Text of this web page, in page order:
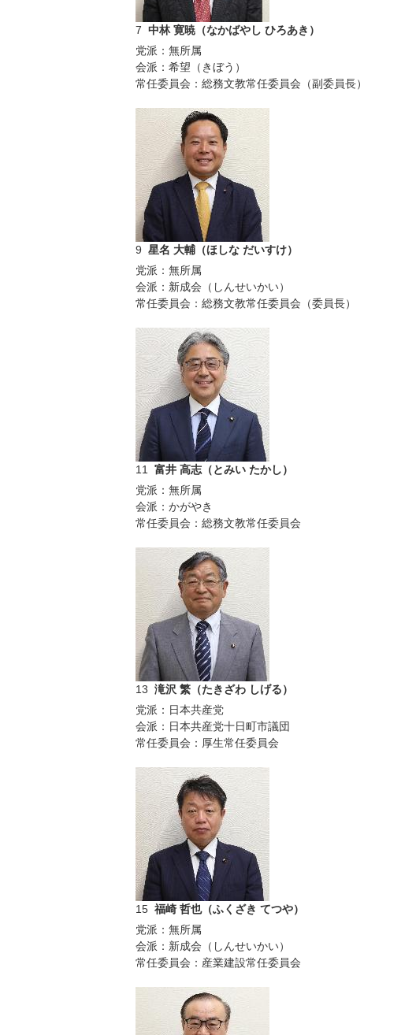
7 中林 寛暁（なかばやし ひろあき）
党派：無所属
会派：希望（きぼう）
常任委員会：総務文教常任委員会（副委員長）
9 星名 大輔（ほしな だいすけ）
党派：無所属
会派：新成会（しんせいかい）
常任委員会：総務文教常任委員会（委員長）
11 富井 高志（とみい たかし）
党派：無所属
会派：かがやき
常任委員会：総務文教常任委員会
13 滝沢 繁（たきざわ しげる）
党派：日本共産党
会派：日本共産党十日町市議団
常任委員会：厚生常任委員会
15 福崎 哲也（ふくざき てつや）
党派：無所属
会派：新成会（しんせいかい）
常任委員会：産業建設常任委員会